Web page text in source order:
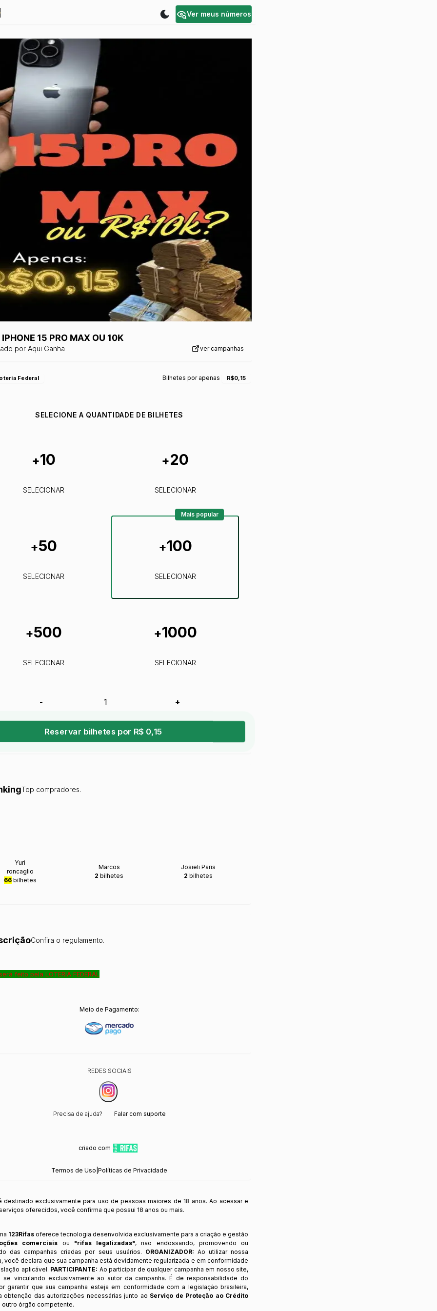
Ver meus números
15 PRO MAX OU 10K
por Aqui Ganha ver campanhas
Federal Bilhetes por apenas R$0,15
SELECIONE A QUANTIDADE DE BILHETES
+10
SELECIONAR
+20
SELECIONAR
+50
SELECIONAR
+100
SELECIONAR
Mais popular
+500
SELECIONAR
+1000
SELECIONAR
- +
Reservar bilhetes por R$ 0,15
Top compradores.
Yuri
roncaglio
66bilhetes
Marcos
2 bilhetes
Josieli Paris
2 bilhetes
Confira o regulamento.
feito pela LOTERIA FEDERAL
Meio de Pagamento:
REDES SOCIAIS
Precisa de ajuda? Falar com suporte
criado com
Termos de Uso Políticas de Privacidade
destinado exclusivamente para uso de pessoas maiores de 18 anos. Ao acessar e
oferecidos, você confirma que possui 18 anos ou mais.
123Rifas oferece tecnologia desenvolvida exclusivamente para a criação e gestão
comerciais ou "rifas legalizadas", não endossando, promovendo ou
das campanhas criadas por seus usuários. ORGANIZADOR: Ao utilizar nossa
você declara que sua campanha está devidamente regularizada e em conformidade
aplicável. PARTICIPANTE: Ao participar de qualquer campanha em nosso site,
se vinculando exclusivamente ao autor da campanha. É de responsabilidade do
garantir que sua campanha esteja em conformidade com a legislação brasileira,
obtenção das autorizações necessárias junto ao Serviço de Proteção ao Crédito
órgão competente.